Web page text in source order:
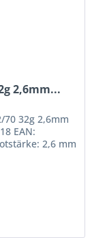
2,6mm...
70 32g 2,6mm
EAN:
2,6 mm